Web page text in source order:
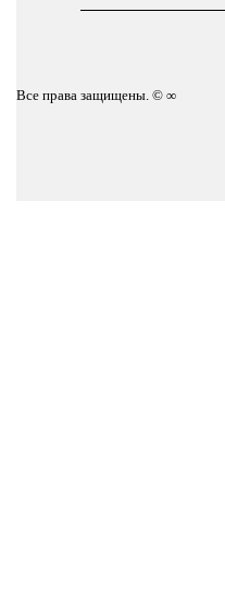
Все права защищены. © ∞